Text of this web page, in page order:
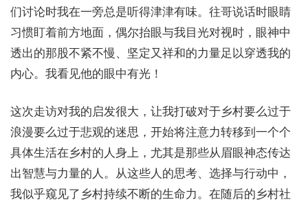
们讨论时我在一旁总是听得津津有味。往哥说话时眼睛
习惯盯着前方地面，偶尔抬眼与我目光对视时，眼神中
透出的那股不紧不慢、坚定又祥和的力量足以穿透我的
内心。我看见他的眼中有光！
这次走访对我的启发很大，让我打破对于乡村要么过于
浪漫要么过于悲观的迷思，开始将注意力转移到一个个
具体生活在乡村的人身上，尤其是那些从眉眼神态传达
出智慧与力量的人。从这些人的思考、选择与行动中，
我似乎窥见了乡村持续不断的生命力。在随后的乡村社